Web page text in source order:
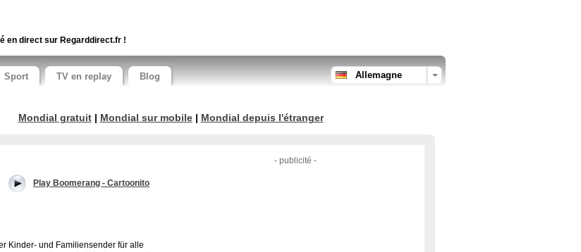
en direct sur Regarddirect.fr !
Sport TV en replay Blog Allemagne
Mondial gratuit| Mondial sur mobile| Mondial depuis l'étranger
- publicité -
Play Boomerang - Cartoonito
Kinder- und Familiensender für alle